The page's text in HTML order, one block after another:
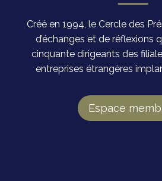
Créé en 1994, le Cercle des
d’échanges et de réflexions
cinquante dirigeants des
entreprises étrangères
Espace